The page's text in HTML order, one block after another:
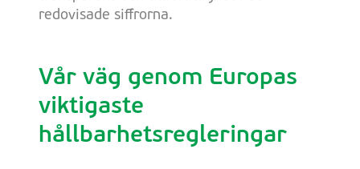
redovisade siffrorna.
Vår väg genom Europas
viktigaste
hållbarhetsregleringar